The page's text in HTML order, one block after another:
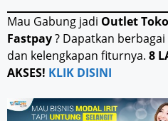
Mau Gabung jadi Outlet
Fastpay? Dapatkan
dan kelengkapan fiturnya. 8
AKSES! KLIK DISINI